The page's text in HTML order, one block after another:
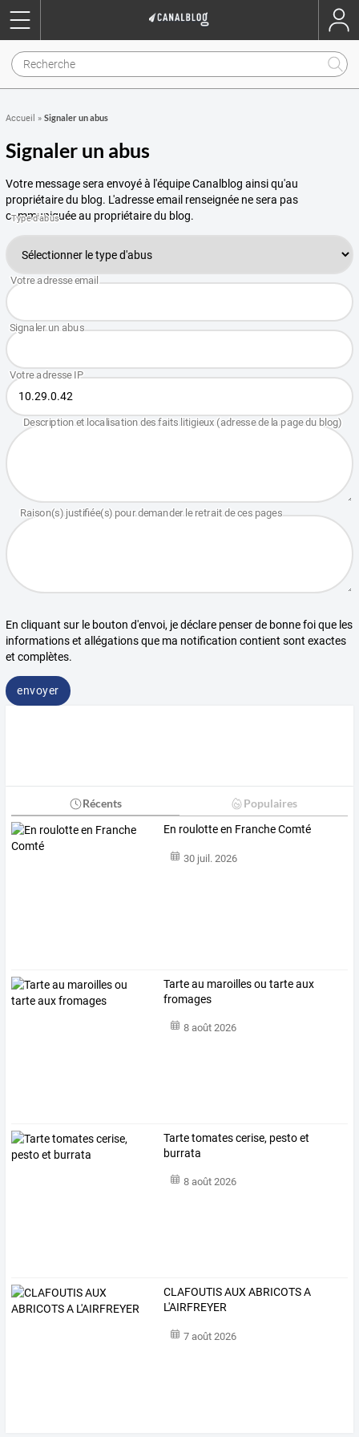
Accueil » Signaler un abus
Signaler un abus
Votre message sera envoyé à l'équipe Canalblog ainsi qu'au
propriétaire du blog. L'adresse email renseignée ne sera pas
communiquée au propriétaire du blog.
En cliquant sur le bouton d'envoi, je déclare penser de bonne foi que les
informations et allégations que ma notification contient sont exactes
et complètes.
envoyer
Récents Populaires
En roulotte en Franche Comté
30 juil. 2026
Tarte au maroilles ou tarte aux
fromages
8 août 2026
Tarte tomates cerise, pesto et
burrata
8 août 2026
CLAFOUTIS AUX ABRICOTS A
L'AIRFREYER
7 août 2026